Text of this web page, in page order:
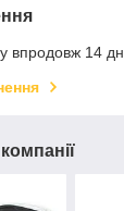
впродовж 14